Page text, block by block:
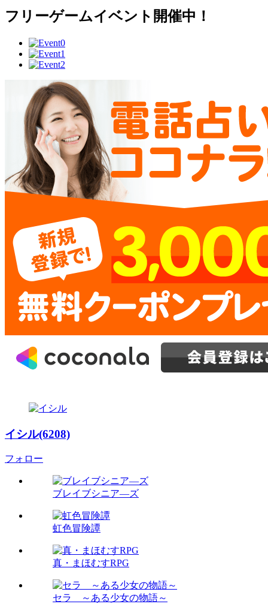
フリーゲームイベント開催中！
イシル(6208)
フォロー
ブレイブシニア―ズ
虹色冒険譚
真・まほむすRPG
セラ ～ある少女の物語～